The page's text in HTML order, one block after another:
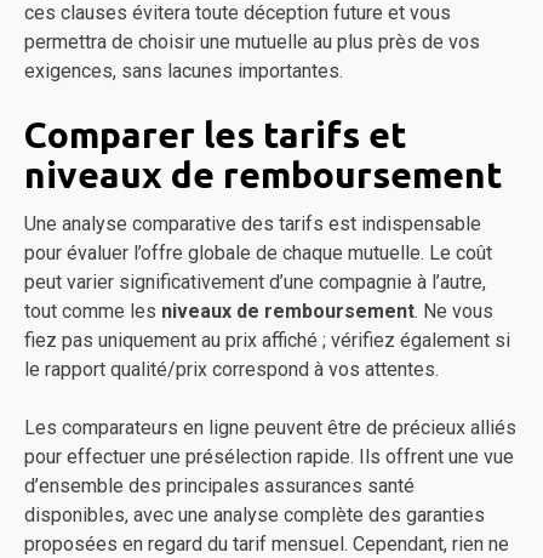
ces clauses évitera toute déception future et vous
permettra de choisir une mutuelle au plus près de vos
exigences, sans lacunes importantes.
Comparer les tarifs et
niveaux de remboursement
Une analyse comparative des tarifs est indispensable
pour évaluer l’offre globale de chaque mutuelle. Le coût
peut varier significativement d’une compagnie à l’autre,
tout comme les niveaux de remboursement. Ne vous
fiez pas uniquement au prix affiché ; vérifiez également si
le rapport qualité/prix correspond à vos attentes.
Les comparateurs en ligne peuvent être de précieux alliés
pour effectuer une présélection rapide. Ils offrent une vue
d’ensemble des principales assurances santé
disponibles, avec une analyse complète des garanties
proposées en regard du tarif mensuel. Cependant, rien ne